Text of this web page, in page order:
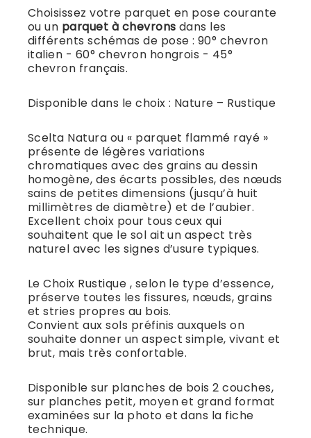
Choisissez votre parquet en pose courante
ou un parquet à chevrons dans les
différents schémas de pose : 90° chevron
italien - 60° chevron hongrois - 45°
chevron français.
Disponible dans le choix : Nature – Rustique
Scelta Natura ou « parquet flammé rayé »
présente de légères variations
chromatiques avec des grains au dessin
homogène, des écarts possibles, des nœuds
sains de petites dimensions (jusqu’à huit
millimètres de diamètre) et de l’aubier.
Excellent choix pour tous ceux qui
souhaitent que le sol ait un aspect très
naturel avec les signes d’usure typiques.
Le Choix Rustique , selon le type d’essence,
préserve toutes les fissures, nœuds, grains
et stries propres au bois.
Convient aux sols préfinis auxquels on
souhaite donner un aspect simple, vivant et
brut, mais très confortable.
Disponible sur planches de bois 2 couches,
sur planches petit, moyen et grand format
examinées sur la photo et dans la fiche
technique.